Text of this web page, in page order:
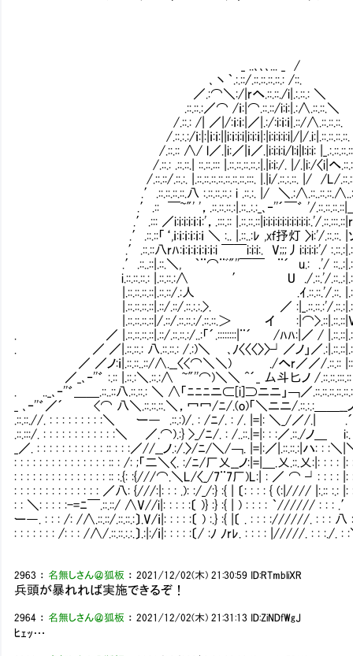
_ ..､､､... _ /
､丶｀.:.::/.::.::.::.::.: /::.
／.:⌒＼:/|rへ.::.::./i|.:.::.: ＼
.::.::.:／⌒ /ｉ:|⌒.::.::/i:i:|.:∧.::.::.＼
/.::.: /| ／|/:ｉ:ｉ:|／|.:/:i:ｉ:ｉ|.::/∧.::.::.::.
/.::.:.:/ｉ:|:|ｉ:ｉ:||i:ｉ:i:i|i:i:ｉ|:|i:i:i:i:i|/|/.i:|.::.::.::.::.
/.::.:: ∧/ l／.|i:／|ｉ／.|i:i:i:i/l:i|l:i:i:
/.::.: .::.::.| ::.::.::: |.::.::.::.::.:|.|i:i:/. |/.|i:/〈i|へ
/.::.::/.::.:. |.::.::.::.::.::.::.::.:::. |.|i/.::.:.::. |/ /L/
.′.::.::.::.::.八 :.::.::.::.: i .::.:. |/ ＼
.′.:: ￣~"' '，.::.::.::.:|.::..:.:_､‐''´￣゛ '/.::.::.::.::|＿
.′.::: ／i:i:i:i:ｉ:ｉ:'，.:::.:: |.::.::.::|i:i:i:i:i:i:i:i:i:i:.'/.::.:::.::|r
.′.::.::「‘,ｉ:ｉ:ｉ:ｉ:ｉ:ｉ ＼ :.. |.::..:ﾚ ,xｆ抒灯 〉i:'/.::.::.
.′.::.::八rﾊ:ｉ:ｉ:ｉ:ｉ:ｉ:ｉ:i ￣￣i:i:i:. V;;;丿i:i:i:i:'/
.′.::..::|.::.＼, ｀¨⌒¨ﾞ"''￣￣ ¨´ u.: .'/
i.::.::.::.: |.::.::.:∧ ′ U ./.::.'/
|.::.::.::.::|.::.::/.:人 .ｲ.::.::.'/.::.
|.::.::.::.::|.::/.::/.::.:.:.>. ／ :|_.::.::.:'/
|.::.::.::.::|/.::/.::.::.:/.::.::.＞ イ :|⌒>.::|.::.::|V/
. ／ |.::.::.::.::|.::/.::.::.:/..:「´.::::::::|¨´ /ﾊﾊ:|／ /
. ／ ／|.::.::.: 八.::.::.: /.:)＼㍉ ､ﾉ〈〈〈〉〉┘／ノ」／
／ ／ノ:ｉ|.::.::..::/∧.__〈<⌒＼＼) ./へr／／/.::.::
／_､‐''゛ :.:: |.::.:＼.::.:∧ ~"''⌒)＼＼ ^´_ 厶斗匕ノ /
. .._､‐''゛＿＿.::..::八.::.::.: ＼ ∧「ﾆﾆﾆニ⊂[i]⊃ニニ」￢／
_ ､‐''゛／´ <⌒ 八＼.::.::.::.＼，冖冖/ﾆ/.(o)「＼ニニ/.::.:.:＿
.::.::.//. : : : : : : : : :＼ ー― .::.:)/. : /ﾆ/. : /. |=|: ＼_/／/
.::.:::/. : : : : : : : : : : : :＼ ／.⌒).:} >_/ﾆ/. : /..::.|=|: : :／.::./
_／. : : : : : : : : : : : :: : : :／//__ノ.:/.〉/ﾆ/＼/￢. |=|:／|.::.::.:|
: : : : : : : : : : : : : : : :: : /: ;「二＼〈. :/ﾆ/厂乂__ノ:|=|＿.乂.::.乂:|: : : :
: : : : : : : : : : : : : : : :: :.{: :{///⌒.＼L/〈_/7¨7厂)L:| : ／ ⌒ ┘: : : : |: :
: : : : : : : : : : : : : : ／八: {///:|: : : .): :/_/:} :{ | 〔: : : : { (:|//// |:.:: :.: |:
: : ＼: : : : :-=ﾆ￣.::.::/ ∧V//i|: : : : :〔 )} :} :{ | ) : : : : ｀////// : : : .′:
ー―. : : : /: /∧.::.::/.::.::.:〕.V/ｉ|: : : : :〔 ) :.} :{ |〔 . : : : ://////. : : :
: : : : : : : /: : : /∧/.::.::.:.:.〕.:|:/ｉ|: : : : :〔/ :ﾉ ﾉrﾚ. : : : : |/////. : : :./. :
2963 ： 名無しさん＠狐板 ：2021/12/02(木) 21:30:59 ID:RTmbliXR
兵頭が暴れれば実施できるぞ！
2964 ： 名無しさん＠狐板 ：2021/12/02(木) 21:31:13 ID:ZiNDfWgJ
ﾋｪｯ…